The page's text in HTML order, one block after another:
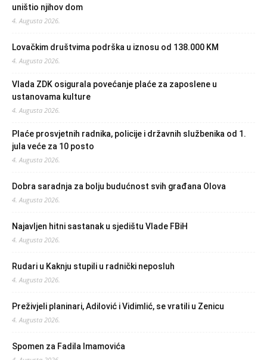
uništio njihov dom
4. Augusta 2026.
Lovačkim društvima podrška u iznosu od 138.000 KM
4. Augusta 2026.
Vlada ZDK osigurala povećanje plaće za zaposlene u
ustanovama kulture
4. Augusta 2026.
Plaće prosvjetnih radnika, policije i državnih službenika od 1.
jula veće za 10 posto
4. Augusta 2026.
Dobra saradnja za bolju budućnost svih građana Olova
4. Augusta 2026.
Najavljen hitni sastanak u sjedištu Vlade FBiH
4. Augusta 2026.
Rudari u Kaknju stupili u radnički neposluh
4. Augusta 2026.
Preživjeli planinari, Adilović i Vidimlić, se vratili u Zenicu
4. Augusta 2026.
Spomen za Fadila Imamovića